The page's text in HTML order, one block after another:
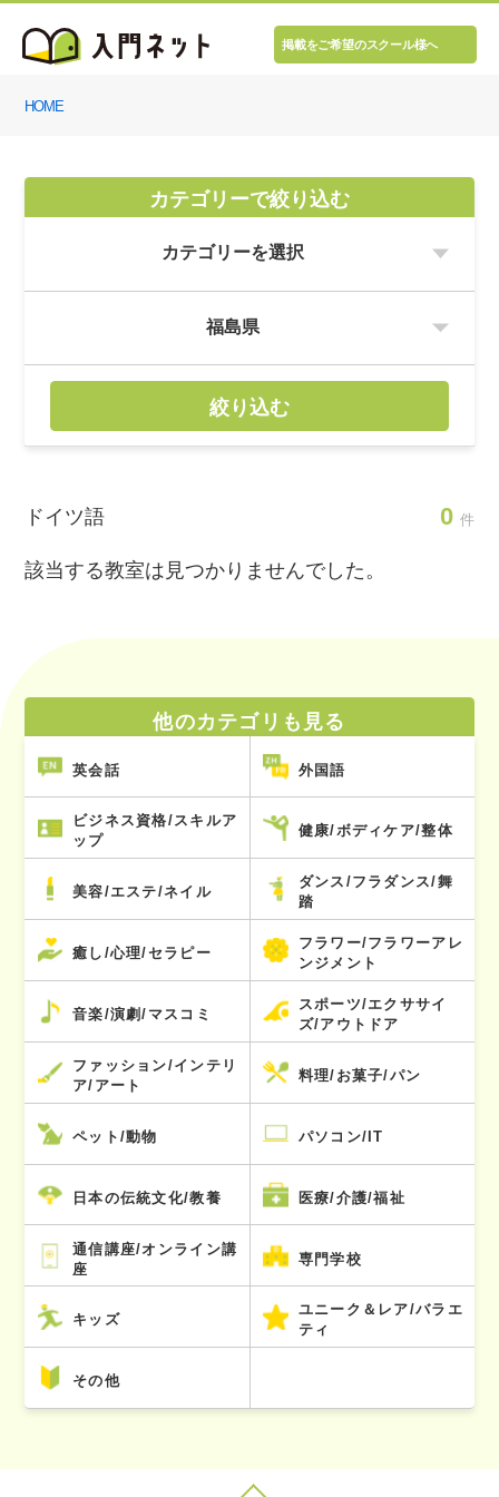
掲載をご希望のスクール様へ
HOME
カテゴリーで絞り込む
絞り込む
ドイツ語 0 件
該当する教室は見つかりませんでした。
他のカテゴリも見る
英会話 外国語
ビジネス資格/スキルア
ップ
健康/ボディケア/整体
美容/エステ/ネイル
ダンス/フラダンス/舞
踏
癒し/心理/セラピー
フラワー/フラワーアレ
ンジメント
音楽/演劇/マスコミ
スポーツ/エクササイ
ズ/アウトドア
ファッション/インテリ
ア/アート
料理/お菓子/パン
ペット/動物 パソコン/IT
日本の伝統文化/教養 医療/介護/福祉
通信講座/オンライン講
座
専門学校
キッズ
ユニーク＆レア/バラエ
ティ
その他